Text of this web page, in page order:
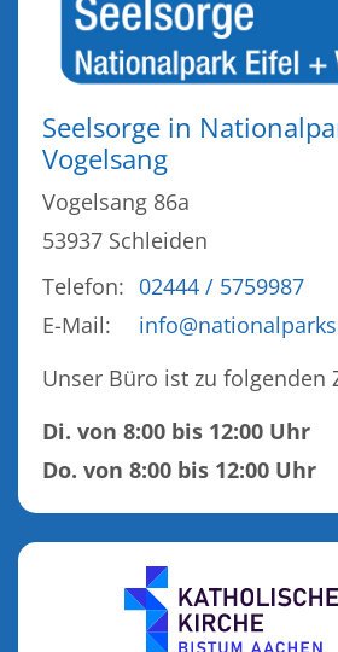
Seelsorge in
Vogelsang
Vogelsang 86a
53937 Schleiden
Telefon: 02444 / 5759987
E-Mail:
Unser Büro ist zu folgenden
Di. von 8:00 bis 12:00 Uhr
Do. von 8:00 bis 12:00 Uhr